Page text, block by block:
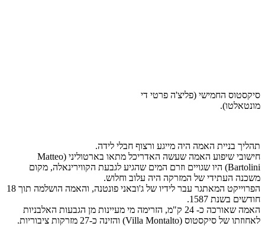
סיקסטוס החמישי (פליצ'ה פרטי די
מונטאלטו).
תהליך בניית האמה היה מייגע ורצוף חבלי לידה.
חישובי שיפוע האמה שעשה האדריכל מתאו בארטוליני (Matteo
Bartolini) היו שגויים וזרם המים שהגיע לגבעת הקווירינאלה, מקום
משכנה העתידי של המזרקה היה עלוב וחלוש.
הפרוייקט המאתגר עבר לידיו של ג'ובאני פונטנה, והאמה הושלמה תוך 18
חודשים בשנת 1587.
האמה שאורכה כ- 24 ק"מ, הזרימה מי מעיינות מן הגבעות האלבניות
לאחוזתו של סיקסטוס (Villa Montalto) והזינה כ-27 מזרקות ציבוריות.